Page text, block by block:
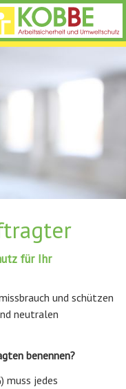
für Ihr
und schützen
neutralen
benennen?
muss jedes